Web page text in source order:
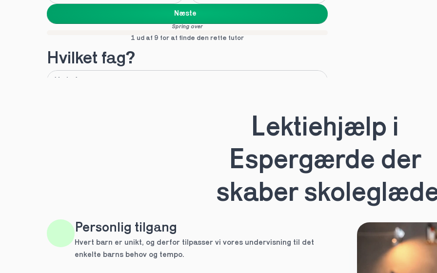
Næste
Spring over
1 ud af 9 for at finde den rette tutor
Hvilket fag?
1 ud af 9 for at finde den rette tutor
HHX
HTX
IB EUX
Lektiehjælp i
Espergærde der
skaber
Personlig tilgang
Hvert barn er unikt, og derfor tilpasser vi vores undervisning til det
enkelte barns behov og tempo.